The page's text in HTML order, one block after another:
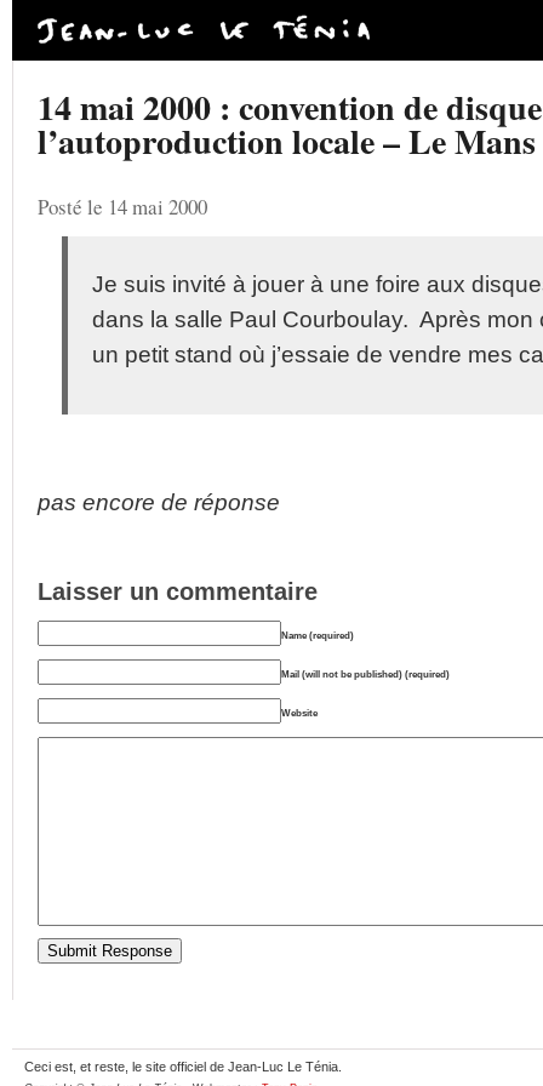
14 mai 2000 : convention de
l’autoproduction locale – Le
Posté le 14 mai 2000
Je suis invité à jouer à une foire aux
dans la salle Paul Courboulay. Après mon
un petit stand où j’essaie de vendre mes
pas encore de réponse
Laisser un commentaire
Name (required)
Mail (will not be published) (required)
Website
Ceci est, et reste, le site officiel de Jean-Luc Le Ténia.